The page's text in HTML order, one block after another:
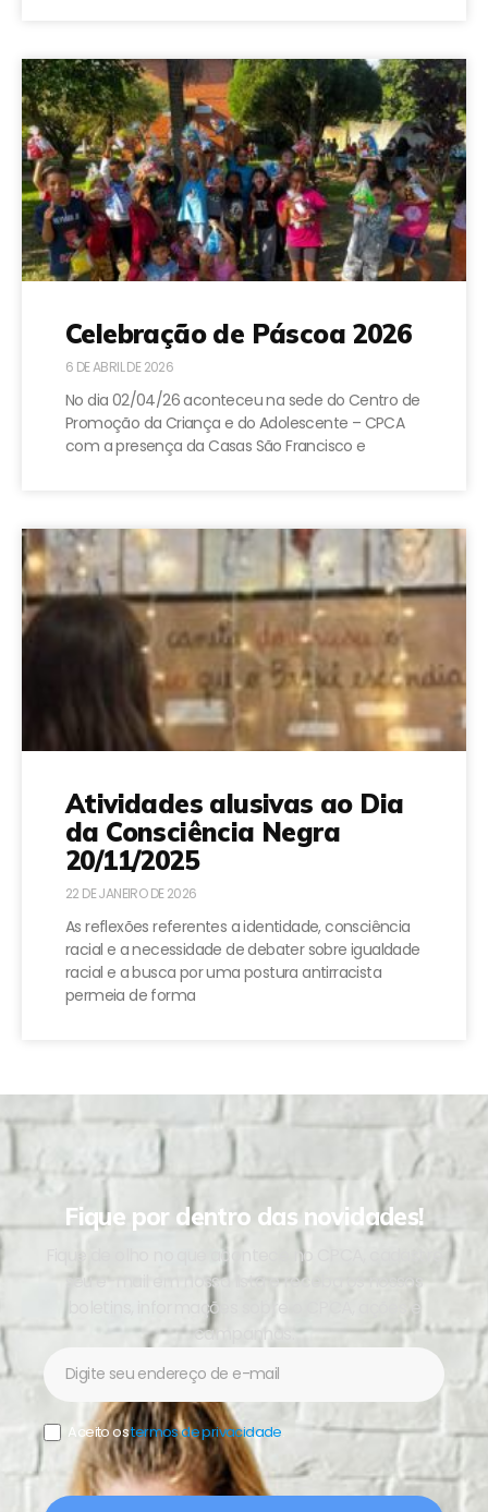
Celebração de Páscoa 2026
6 DE ABRIL DE 2026
No dia 02/04/26 aconteceu na sede do Centro de
Promoção da Criança e do Adolescente – CPCA
com a presença da Casas São Francisco e
Atividades alusivas ao Dia
da Consciência Negra
20/11/2025
22 DE JANEIRO DE 2026
As reflexões referentes a identidade, consciência
racial e a necessidade de debater sobre igualdade
racial e a busca por uma postura antirracista
permeia de forma
Fique por dentro das novidades!
Fique de olho no que acontece no CPCA, cadastre
seu e-mail em nossa lista e receba os nossos
boletins, informações sobre o CPCA, ações e
campanhas.
Aceito ostermos de privacidade.